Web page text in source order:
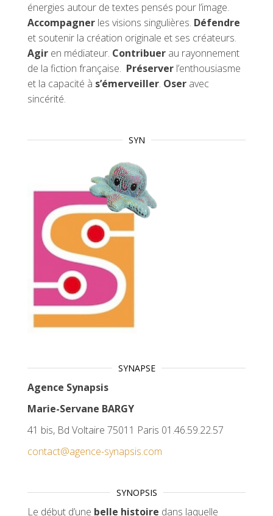
énergies autour de textes pensés pour l’image.
Accompagner les visions singulières. Défendre
et soutenir la création originale et ses créateurs.
Agir en médiateur. Contribuer au rayonnement
de la fiction française. Préserver l’enthousiasme
et la capacité à s’émerveiller. Oser avec
sincérité.
SYN
SYNAPSE
Agence Synapsis
Marie-Servane BARGY
41 bis, Bd Voltaire 75011 Paris 01.46.59.22.57
contact@agence-synapsis.com
SYNOPSIS
Le début d’une belle histoire dans laquelle